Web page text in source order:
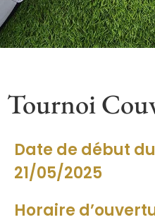
Tournoi
Date de début
21/05/2025
Horaire